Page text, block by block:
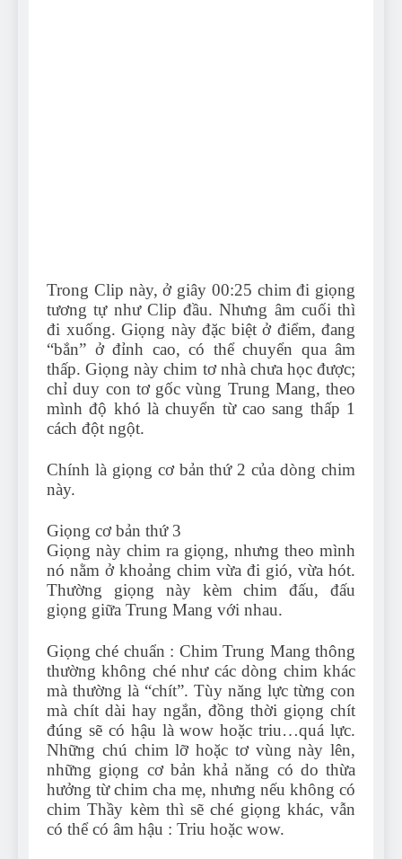
Trong Clip này, ở giây 00:25 chim đi giọng
tương tự như Clip đầu. Nhưng âm cuối thì
đi xuống. Giọng này đặc biệt ở điểm, đang
“bắn” ở đỉnh cao, có thể chuyển qua âm
thấp. Giọng này chim tơ nhà chưa học được;
chỉ duy con tơ gốc vùng Trung Mang, theo
mình độ khó là chuyển từ cao sang thấp 1
cách đột ngột.
Chính là giọng cơ bản thứ 2 của dòng chim
này.
Giọng cơ bản thứ 3
Giọng này chim ra giọng, nhưng theo mình
nó nằm ở khoảng chim vừa đi gió, vừa hót.
Thường giọng này kèm chim đấu, đấu
giọng giữa Trung Mang với nhau.
Giọng ché chuẩn : Chim Trung Mang thông
thường không ché như các dòng chim khác
mà thường là “chít”. Tùy năng lực từng con
mà chít dài hay ngắn, đồng thời giọng chít
đúng sẽ có hậu là wow hoặc triu…quá lực.
Những chú chim lỡ hoặc tơ vùng này lên,
những giọng cơ bản khả năng có do thừa
hưởng từ chim cha mẹ, nhưng nếu không có
chim Thầy kèm thì sẽ ché giọng khác, vẫn
có thể có âm hậu : Triu hoặc wow.